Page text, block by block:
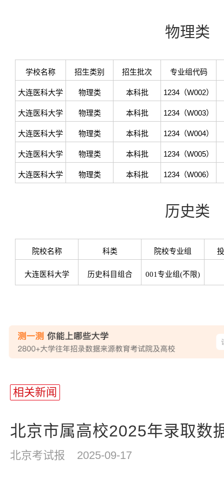
物理类
学校名称 招生类别 招生批次 专业组代码
大连医科大学 物理类 本科批 1234（W002）
大连医科大学 物理类 本科批 1234（W003）
大连医科大学 物理类 本科批 1234（W004）
大连医科大学 物理类 本科批 1234（W005）
大连医科大学 物理类 本科批 1234（W006）
历史类
院校名称 科类 院校专业组
大连医科大学 历史科目组合 001专业组(不限)
相关新闻
北京市属高校2025年录取数
北京考试报 2025-09-17